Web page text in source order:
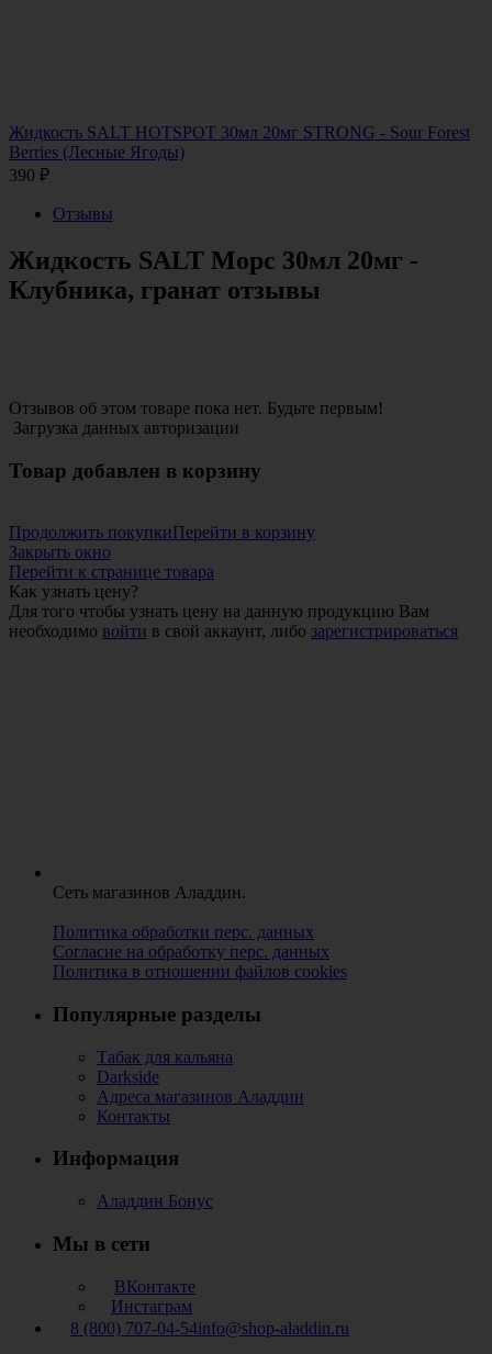
Жидкость SALT HOTSPOT 30мл 20мг STRONG - Sour Forest
Berries (Лесные Ягоды)
390 ₽
Отзывы
Жидкость SALT Морс 30мл 20мг -
Клубника, гранат отзывы
Отзывов об этом товаре пока нет. Будьте первым!
Загрузка данных авторизации
Товар добавлен в корзину
Продолжить покупкиПерейти в корзину
Закрыть окно
Перейти к странице товара
Как узнать цену?
Для того чтобы узнать цену на данную продукцию Вам
необходимо войти в свой аккаунт, либо зарегистрироваться
Сеть магазинов Аладдин.
Политика обработки перс. данных
Согласие на обработку перс. данных
Политика в отношении файлов cookies
Популярные разделы
Табак для кальяна
Darkside
Адреса магазинов Аладдин
Контакты
Информация
Аладдин Бонус
Мы в сети
ВКонтакте
Инстаграм
8 (800) 707-04-54info@shop-aladdin.ru